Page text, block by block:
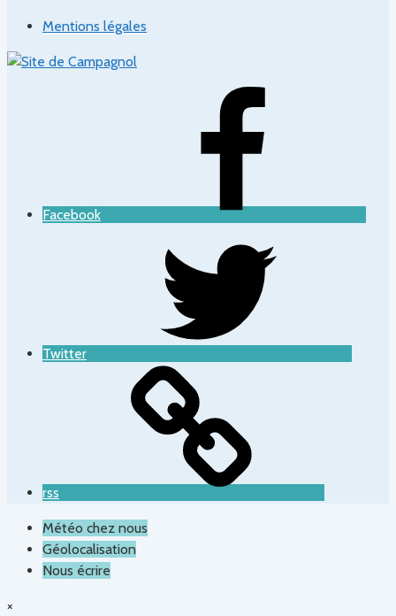
Mentions légales
Facebook
Twitter
rss
Météo chez nous
Géolocalisation
Nous écrire
×